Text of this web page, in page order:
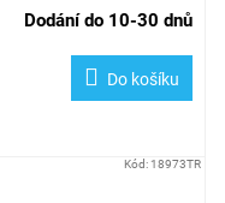
Dodání do 10-30 dnů
Do košíku
Kód: 18973TR